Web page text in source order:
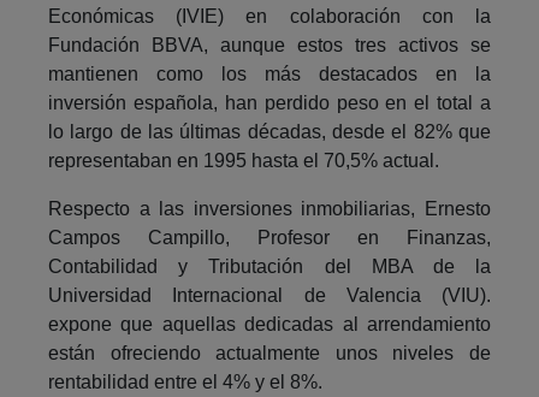
Económicas (IVIE) en colaboración con la
Fundación BBVA, aunque estos tres activos se
mantienen como los más destacados en la
inversión española, han perdido peso en el total a
lo largo de las últimas décadas, desde el 82% que
representaban en 1995 hasta el 70,5% actual.
Respecto a las inversiones inmobiliarias, Ernesto
Campos Campillo, Profesor en Finanzas,
Contabilidad y Tributación del MBA de la
Universidad Internacional de Valencia (VIU).
expone que aquellas dedicadas al arrendamiento
están ofreciendo actualmente unos niveles de
rentabilidad entre el 4% y el 8%.